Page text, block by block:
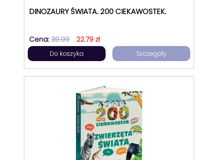
DINOZAURY ŚWIATA. 200 CIEKAWOSTEK.
Cena: 39.99 22.79 zł
Do koszyka Szczegóły